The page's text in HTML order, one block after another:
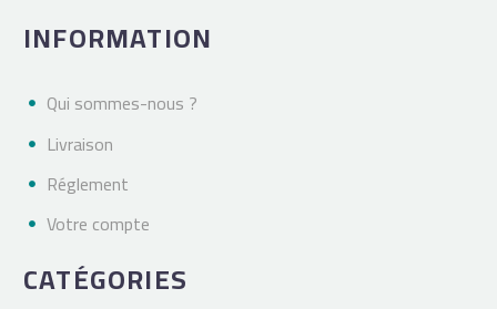
INFORMATION
Qui sommes-nous ?
Livraison
Réglement
Votre compte
CATÉGORIES